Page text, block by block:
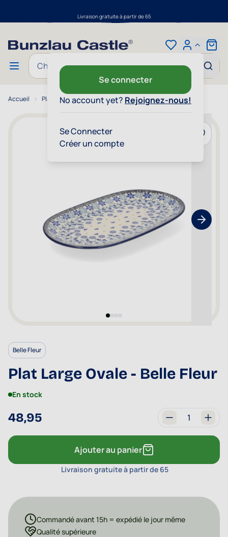
Livraison gratuite à partir de 65
Se connecter
No account yet? Rejoignez-nous!
Se Connecter
Créer un compte
Cart
Chercher
Accueil Plat Large Ovale - Belle Fleur
Show
Belle Fleur
Plat Large Ovale - Belle Fleur
En stock
48,95 Quantité
Ajouter au panier
Livraison gratuite à partir de 65
Commandé avant 15h = expédié le jour même
Qualité supérieure